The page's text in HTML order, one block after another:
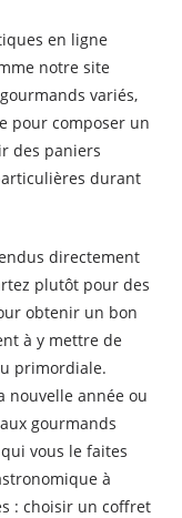
en ligne
notre site
variés,
pour composer un
des paniers
durant
directement
plutôt pour des
obtenir un bon
à y mettre de
primordiale.
nouvelle année ou
gourmands
vous le faites
à
: choisir un coffret